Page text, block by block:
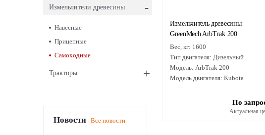
Измельчители древесины -
Навесные
Прицепные
Самоходные
Тракторы +
Новости Все новости
Измельчитель древесины
GreenMech ArbTrak 200
Вес, кг: 1600
Тип двигателя: Дизельный
Модель: ArbTrak 200
Модель двигателя: Kubota
По
Актуальная